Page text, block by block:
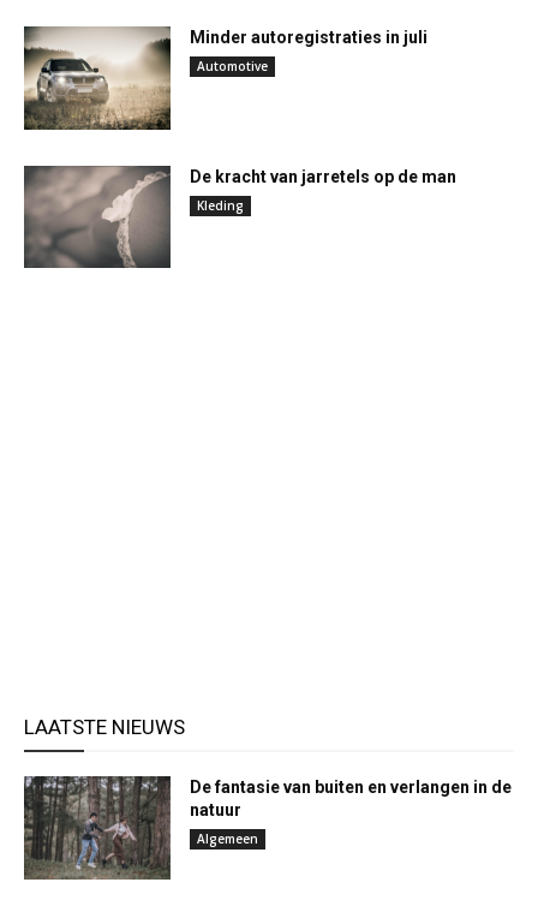
Minder autoregistraties in juli
Automotive
De kracht van jarretels op de man
Kleding
LAATSTE NIEUWS
De fantasie van buiten en verlangen in de
natuur
Algemeen